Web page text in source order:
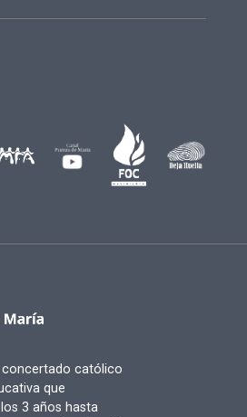
católico
que
3 años hasta